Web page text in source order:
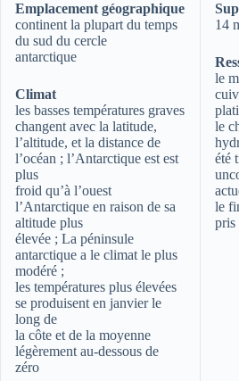
Emplacement géographique
continent la plupart du temps
du sud du cercle
antarctique
Climat
les basses températures graves
changent avec la latitude,
l’altitude, et la distance de
l’océan ; l’Antarctique est est
plus
froid qu’à l’ouest
l’Antarctique en raison de sa
altitude plus
élevée ; La péninsule
antarctique a le climat le plus
modéré ;
les températures plus élevées
se produisent en janvier le
long de
la côte et de la moyenne
légèrement au-dessous de
zéro
14
le
le
été
le
pris